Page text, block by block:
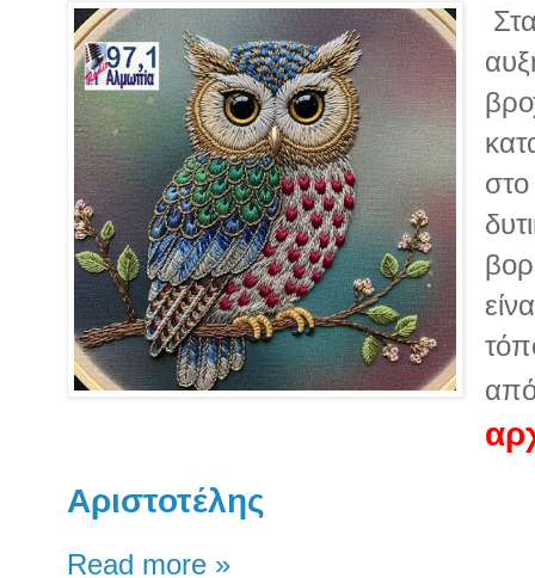
Αριστοτέλης
Read more »